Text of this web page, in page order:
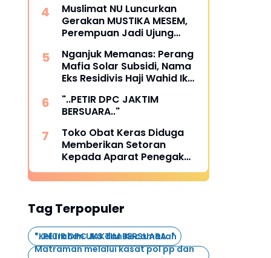
Hari
Muslimat NU Luncurkan
Gerakan MUSTIKA MESEM,
Perempuan Jadi Ujung
Kemiskinan Ekstrem
Nganjuk Memanas: Perang
Mafia Solar Subsidi, Nama
Eks Residivis Haji Wahid Ikut
"..PETIR DPC JAKTIM
BERSUARA.."
Toko Obat Keras Diduga
Memberikan Setoran
Kepada Aparat Penegak
Hukum
Tag Terpopuler
"..PETIR DPC JAKTIM BERSUARA.."
*Kelurahan UKS dan Kecamatan
Matraman melalui kasat pol pp dan